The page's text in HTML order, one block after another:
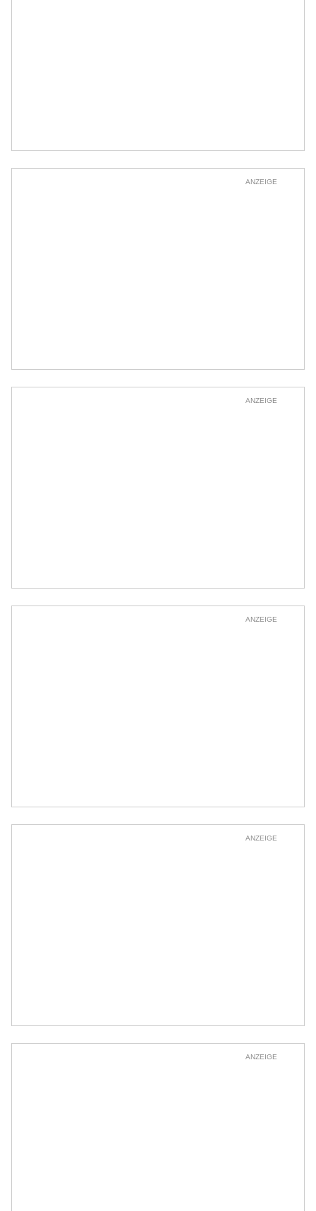
ANZEIGE
ANZEIGE
ANZEIGE
ANZEIGE
ANZEIGE